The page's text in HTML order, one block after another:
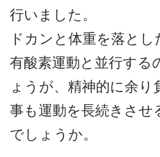
行いました。
ドカンと体重を落とし
有酸素運動と並行する
ょうが、精神的に余り
事も運動を長続きさせ
でしょうか。